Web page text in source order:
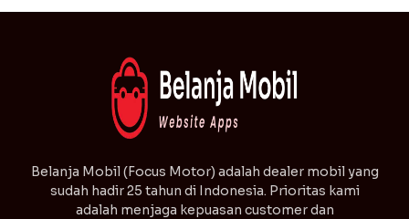
⁠Belanja Mobil (Focus Motor) adalah dealer mobil yang
sudah hadir 25 tahun di Indonesia. Prioritas kami
adalah menjaga kepuasan customer dan